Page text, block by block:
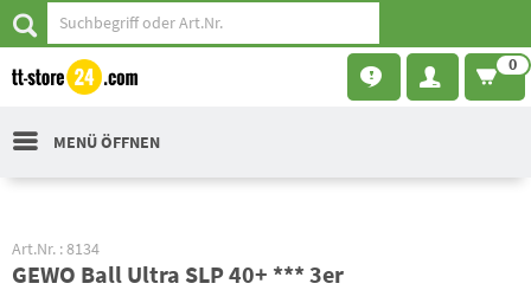
0
MENÜ ÖFFNEN
Art.Nr. : 8134
GEWO Ball Ultra SLP 40+ *** 3er